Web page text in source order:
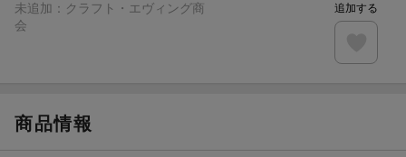
未追加： クラフト・エヴィング商
会
追加する
商品情報